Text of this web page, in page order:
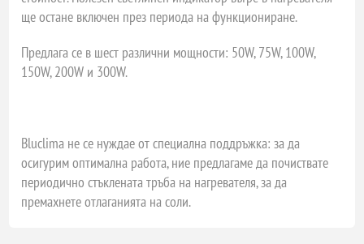
ще остане включен през периода на функциониране.
Предлага се в шест различни мощности: 50W, 75W, 100W,
150W, 200W и 300W.
Bluclima не се нуждае от специална поддръжка: за да
осигурим оптимална работа, ние предлагаме да почиствате
периодично стъклената тръба на нагревателя, за да
премахнете отлаганията на соли.